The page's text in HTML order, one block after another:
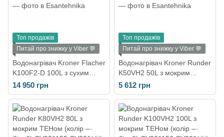
Топ продажів
Питай про знижку у Viber 💬
Водонагрівач Kroner Flacher
K100F2-D 100L з сухим
ТЕНом (колір — білий)
CV031152
14 950 грн
Топ продажів
Питай про знижку у Viber 💬
Водонагрівач Kroner Runder
K50VH2 50L з мокрим
ТЕНом (колір — білий)
CV031154
5 612 грн